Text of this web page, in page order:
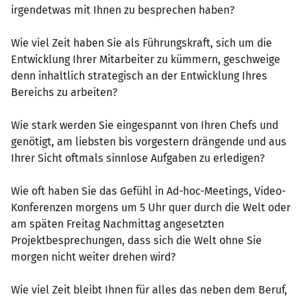
irgendetwas mit Ihnen zu besprechen haben?
Wie viel Zeit haben Sie als Führungskraft, sich um die
Entwicklung Ihrer Mitarbeiter zu kümmern, geschweige
denn inhaltlich strategisch an der Entwicklung Ihres
Bereichs zu arbeiten?
Wie stark werden Sie eingespannt von Ihren Chefs und
genötigt, am liebsten bis vorgestern drängende und aus
Ihrer Sicht oftmals sinnlose Aufgaben zu erledigen?
Wie oft haben Sie das Gefühl in Ad-hoc-Meetings, Video-
Konferenzen morgens um 5 Uhr quer durch die Welt oder
am späten Freitag Nachmittag angesetzten
Projektbesprechungen, dass sich die Welt ohne Sie
morgen nicht weiter drehen wird?
Wie viel Zeit bleibt Ihnen für alles das neben dem Beruf,